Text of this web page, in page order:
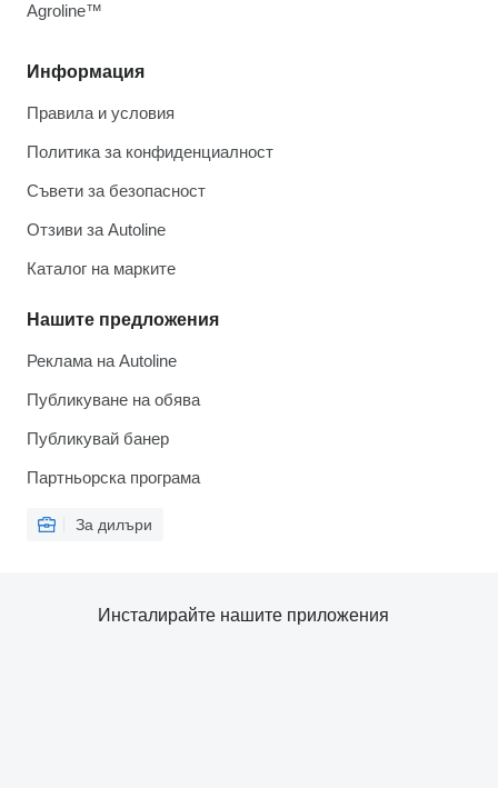
Информация
Правила и условия
Политика за конфиденциалност
Съвети за безопасност
Отзиви за Autoline
Каталог на марките
Нашите предложения
Реклама на Autoline
Публикуване на обява
Публикувай банер
Партньорска програма
За дилъри
Agroline™
Инсталирайте нашите приложения